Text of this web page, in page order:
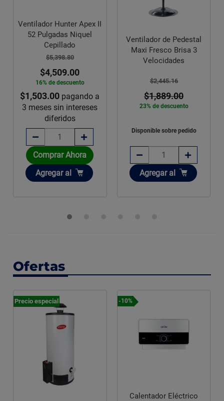
Ventilador Hunter Apex II
52 Pulgadas Niquel
Cepillado
$5,398.80
$4,509.00
16% de descuento
$1,503.00 pagando a
3 meses sin intereses
diferidos
Comprar Ahora
Añadir
Agregar al
Ventilador de Pedestal
Maxi Fresco Brisa 3
Velocidades
$2,445.16
$1,889.00
23% de descuento
Disponible sobre pedido
Añadir
Agregar al
Ofertas
Precio especial -10%
Calentador Eléctrico